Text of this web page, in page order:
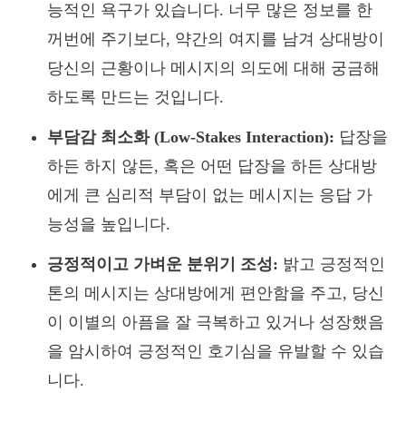
능적인 욕구가 있습니다. 너무 많은 정보를 한
꺼번에 주기보다, 약간의 여지를 남겨 상대방이
당신의 근황이나 메시지의 의도에 대해 궁금해
하도록 만드는 것입니다.
부담감 최소화 (Low-Stakes Interaction): 답장을
하든 하지 않든, 혹은 어떤 답장을 하든 상대방
에게 큰 심리적 부담이 없는 메시지는 응답 가
능성을 높입니다.
긍정적이고 가벼운 분위기 조성: 밝고 긍정적인
톤의 메시지는 상대방에게 편안함을 주고, 당신
이 이별의 아픔을 잘 극복하고 있거나 성장했음
을 암시하여 긍정적인 호기심을 유발할 수 있습
니다.